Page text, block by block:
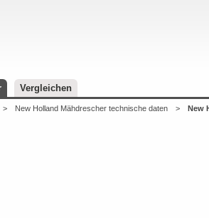
Vergleichen
> New Holland Mähdrescher technische daten > New